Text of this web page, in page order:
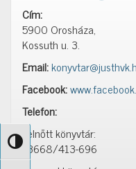
Nagy kontraszt váltása
Cím:
5900 Orosháza,
Kossuth u. 3.
Email:
Facebook:
Telefon:
Felnőtt könyvtár:
+3668/413-696